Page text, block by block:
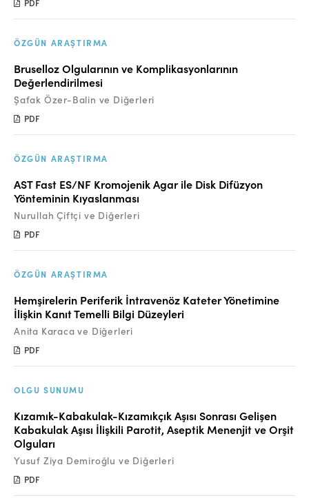
PDF
ÖZGÜN ARAŞTIRMA
Bruselloz Olgularının ve Komplikasyonlarının
Değerlendirilmesi
Şafak Özer-Balin ve Diğerleri
PDF
ÖZGÜN ARAŞTIRMA
AST Fast ES/NF Kromojenik Agar ile Disk Difüzyon
Yönteminin Kıyaslanması
Nurullah Çiftçi ve Diğerleri
PDF
ÖZGÜN ARAŞTIRMA
Hemşirelerin Periferik İntravenöz Kateter Yönetimine
İlişkin Kanıt Temelli Bilgi Düzeyleri
Anita Karaca ve Diğerleri
PDF
OLGU SUNUMU
Kızamık-Kabakulak-Kızamıkçık Aşısı Sonrası Gelişen
Kabakulak Aşısı İlişkili Parotit, Aseptik Menenjit ve Orşit
Olguları
Yusuf Ziya Demiroğlu ve Diğerleri
PDF